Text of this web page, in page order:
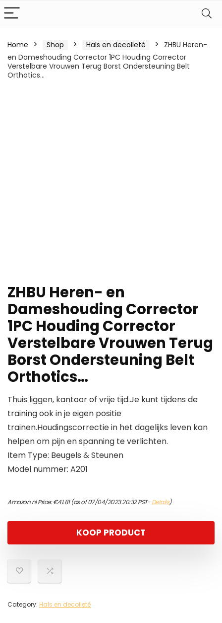
Home Shop Hals en decolleté
ZHBU Heren-
en Dameshouding Corrector 1PC Houding Corrector
Verstelbare Vrouwen Terug Borst Ondersteuning Belt
Orthotics…
ZHBU Heren- en
Dameshouding Corrector
1PC Houding Corrector
Verstelbare Vrouwen Terug
Borst Ondersteuning Belt
Orthotics…
Thuis liggen, kantoor of vrije tijd.Je kunt tijdens de
training ook in je eigen positie
trainen.Houdingscorrectie in het dagelijks leven kan
helpen om pijn en spanning te verlichten.
Item Type: Beugels & Steunen
Model nummer: A201
Amazon.nl Price:€41.81(as of 07/04/2023 20:32 PST-Details)
KOOP PRODUCT
Category: Hals en decolleté